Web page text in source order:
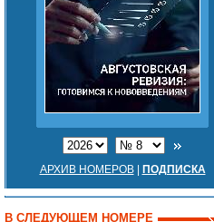
АРХИВ НОМЕРОВ| ПОДПИСКА
В СЛЕДУЮЩЕМ НОМЕРЕ